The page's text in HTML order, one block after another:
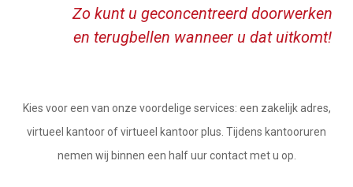
Zo kunt u geconcentreerd doorwerken
en terugbellen wanneer u dat uitkomt!
Kies voor een van onze voordelige services: een zakelijk adres,
virtueel kantoor of virtueel kantoor plus. Tijdens kantooruren
nemen wij binnen een half uur contact met u op.